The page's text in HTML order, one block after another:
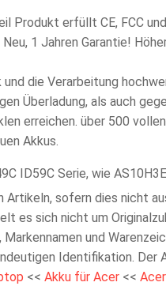
Produkt erfüllt CE, FCC
1 Jahren Garantie!
die Verarbeitung
Überladung, als auch
erreichen. über 500
Akkus.
ID59C Serie, wie
Artikeln, sofern dies nicht
es sich nicht um
und
Identifikation. Der
<< Akku für Acer <<